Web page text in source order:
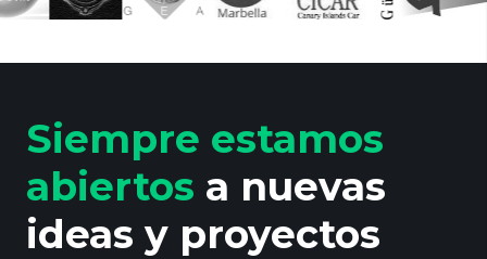
Siempre estamos
abiertos a nuevas
ideas y proyectos